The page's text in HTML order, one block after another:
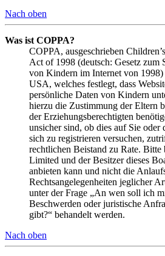
Nach oben
Was ist COPPA?
COPPA, ausgeschrieben
Act of 1998 (deutsch: Gesetz zum
von Kindern im Internet von 1998)
USA, welches festlegt, dass
persönliche Daten von Kindern
hierzu die Zustimmung der Eltern
der Erziehungsberechtigten
unsicher sind, ob dies auf Sie oder
sich zu registrieren versuchen,
rechtlichen Beistand zu Rate. Bitte
Limited und der Besitzer dieses
anbieten kann und nicht die
Rechtsangelegenheiten jeglicher
unter der Frage „An wen soll ich
Beschwerden oder juristische
gibt?“ behandelt werden.
Nach oben